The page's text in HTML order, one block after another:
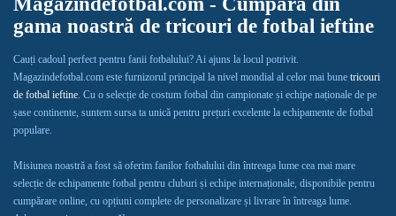
gama noastră de tricouri de fotbal ieftine
Cauți cadoul perfect pentru fanii fotbalului? Ai ajuns la locul potrivit.
Magazindefotbal.com este furnizorul principal la nivel mondial al celor mai bune tricouri
de fotbal ieftine. Cu o selecție de costum fotbal din campionate și echipe naționale de pe
șase continente, suntem sursa ta unică pentru prețuri excelente la echipamente de fotbal
populare.
Misiunea noastră a fost să oferim fanilor fotbalului din întreaga lume cea mai mare
selecție de echipamente fotbal pentru cluburi și echipe internaționale, disponibile pentru
cumpărare online, cu opțiuni complete de personalizare și livrare în întreaga lume.